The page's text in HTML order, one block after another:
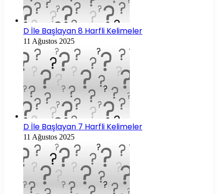
D İle Başlayan 8 Harfli Kelimeler
11 Ağustos 2025
D İle Başlayan 7 Harfli Kelimeler
11 Ağustos 2025